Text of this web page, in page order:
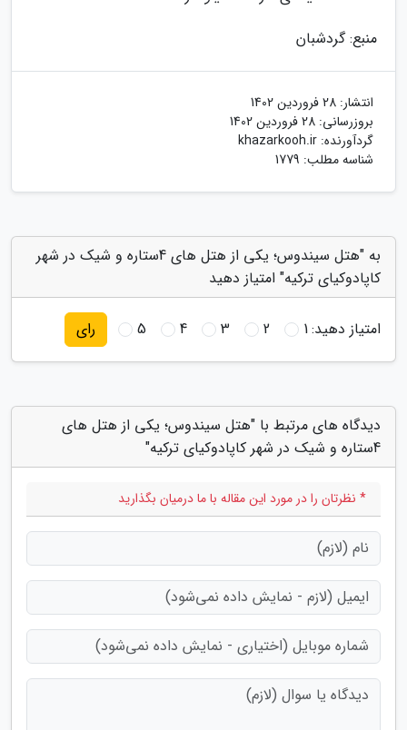
منبع: گردشبان
انتشار: 28 فروردین 1402
بروزرسانی: 28 فروردین 1402
گردآورنده: khazarkooh.ir
شناسه مطلب: 1779
به "هتل سیندوس؛ یکی از هتل های 4ستاره و شیک در شهر
کاپادوکیای ترکیه" امتیاز دهید
امتیاز دهید:1
2
3
4
5 رای
دیدگاه های مرتبط با "هتل سیندوس؛ یکی از هتل های
4ستاره و شیک در شهر کاپادوکیای ترکیه"
* نظرتان را در مورد این مقاله با ما درمیان بگذارید